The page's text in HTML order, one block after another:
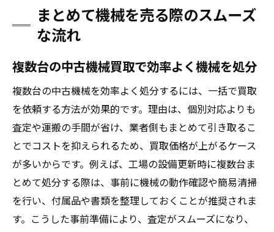
まとめて機械を売る際のスムーズ
な流れ
複数台の中古機械買取で効率よく機械を処分
複数台の中古機械を効率よく処分するには、一括で買取
を依頼する方法が効果的です。理由は、個別対応よりも
査定や運搬の手間が省け、業者側もまとめて引き取るこ
とでコストを抑えられるため、買取価格が上がるケース
が多いからです。例えば、工場の設備更新時に複数台ま
とめて処分する際は、事前に機械の動作確認や簡易清掃
を行い、付属品や書類を整理しておくことが推奨されま
す。こうした事前準備により、査定がスムーズになり、